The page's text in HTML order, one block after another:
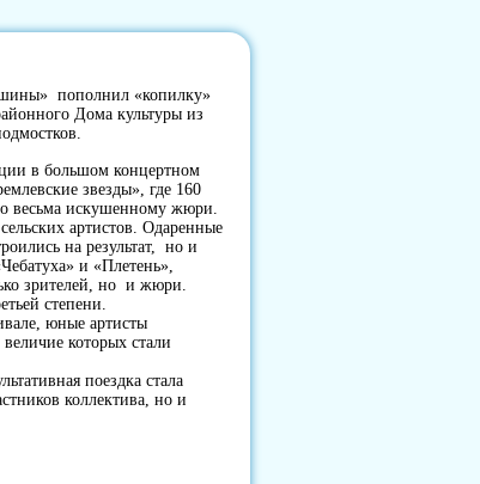
пополнил «копилку»
Дома культуры из
в большом концертном
звезды», где 160
весьма искушенному жюри.
артистов. Одаренные
на результат, но и
и «Плетень»,
зрителей, но и жюри.
степени.
юные артисты
которых стали
поездка стала
коллектива, но и